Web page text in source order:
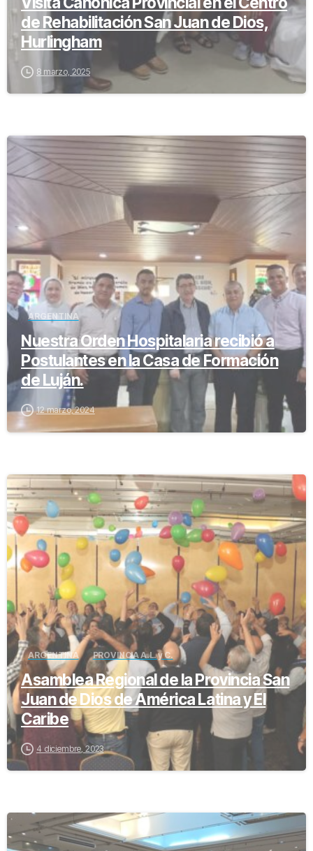
de Rehabilitación San Juan de Dios,
Hurlingham
8 marzo, 2025
-
ARGENTINA
Nuestra Orden Hospitalaria recibió a
Postulantes en la Casa de Formación
de Luján.
12 marzo, 2024
-
ARGENTINA PROVINCIA A.L. y C.
Asamblea Regional de la Provincia San
Juan de Dios de América Latina y El
Caribe
4 diciembre, 2023
-